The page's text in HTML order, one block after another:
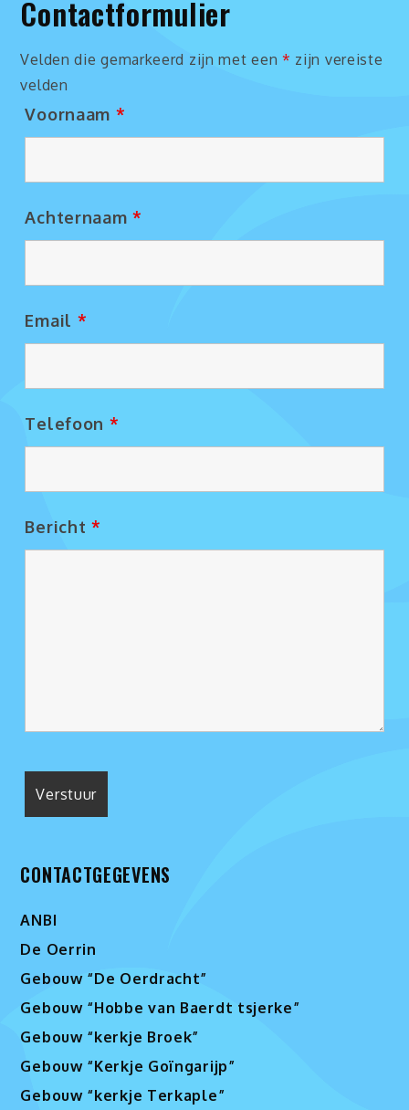
Contactformulier
Velden die gemarkeerd zijn met een * zijn vereiste
velden
Voornaam *
Achternaam*
Email *
Telefoon *
Bericht*
CONTACTGEGEVENS
ANBI
De Oerrin
Gebouw “De Oerdracht”
Gebouw “Hobbe van Baerdt tsjerke”
Gebouw “kerkje Broek”
Gebouw “Kerkje Goïngarijp”
Gebouw “kerkje Terkaple”